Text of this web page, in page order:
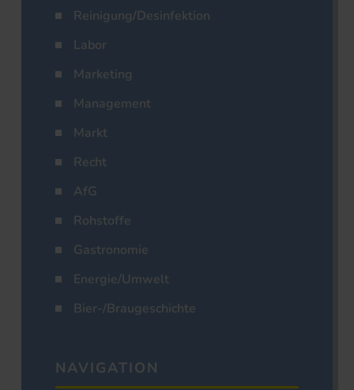
Reinigung/Desinfektion
Labor
Marketing
Management
Markt
Recht
AfG
Rohstoffe
Gastronomie
Energie/Umwelt
Bier-/Braugeschichte
NAVIGATION